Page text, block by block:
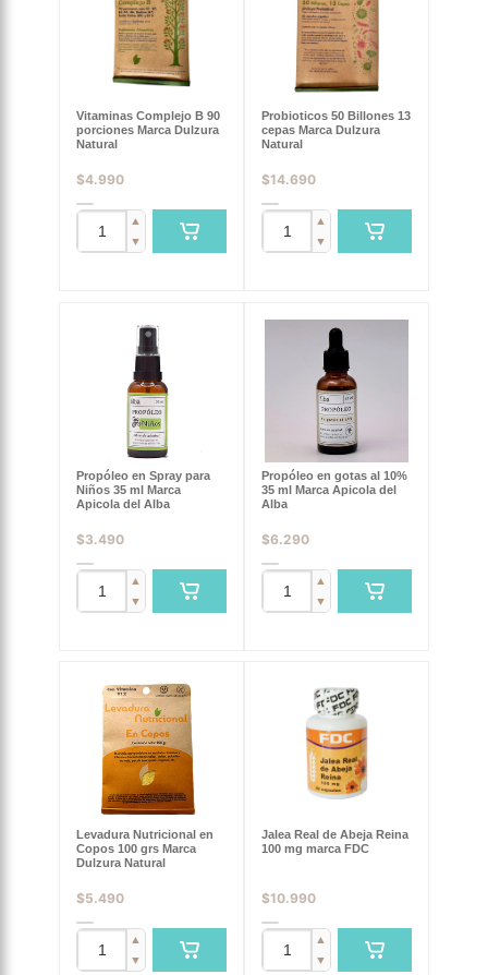
Vitaminas Complejo B 90
porciones Marca Dulzura
Natural
$4.990
▲
▼
Probioticos 50 Billones 13
cepas Marca Dulzura
Natural
$14.690
▲
▼
Propóleo en Spray para
Niños 35 ml Marca
Apicola del Alba
$3.490
▲
▼
Propóleo en gotas al 10%
35 ml Marca Apicola del
Alba
$6.290
▲
▼
Levadura Nutricional en
Copos 100 grs Marca
Dulzura Natural
$5.490
▲
▼
Jalea Real de Abeja Reina
100 mg marca FDC
$10.990
▲
▼